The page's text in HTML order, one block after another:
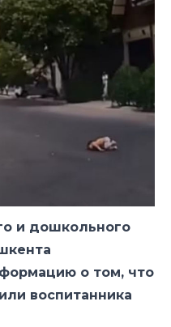
и дошкольного
о том, что
воспитанника